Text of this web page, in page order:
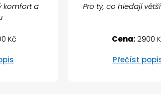
komfort a
Kč
Pro ty, co hledají
Cena:2900
Přečíst